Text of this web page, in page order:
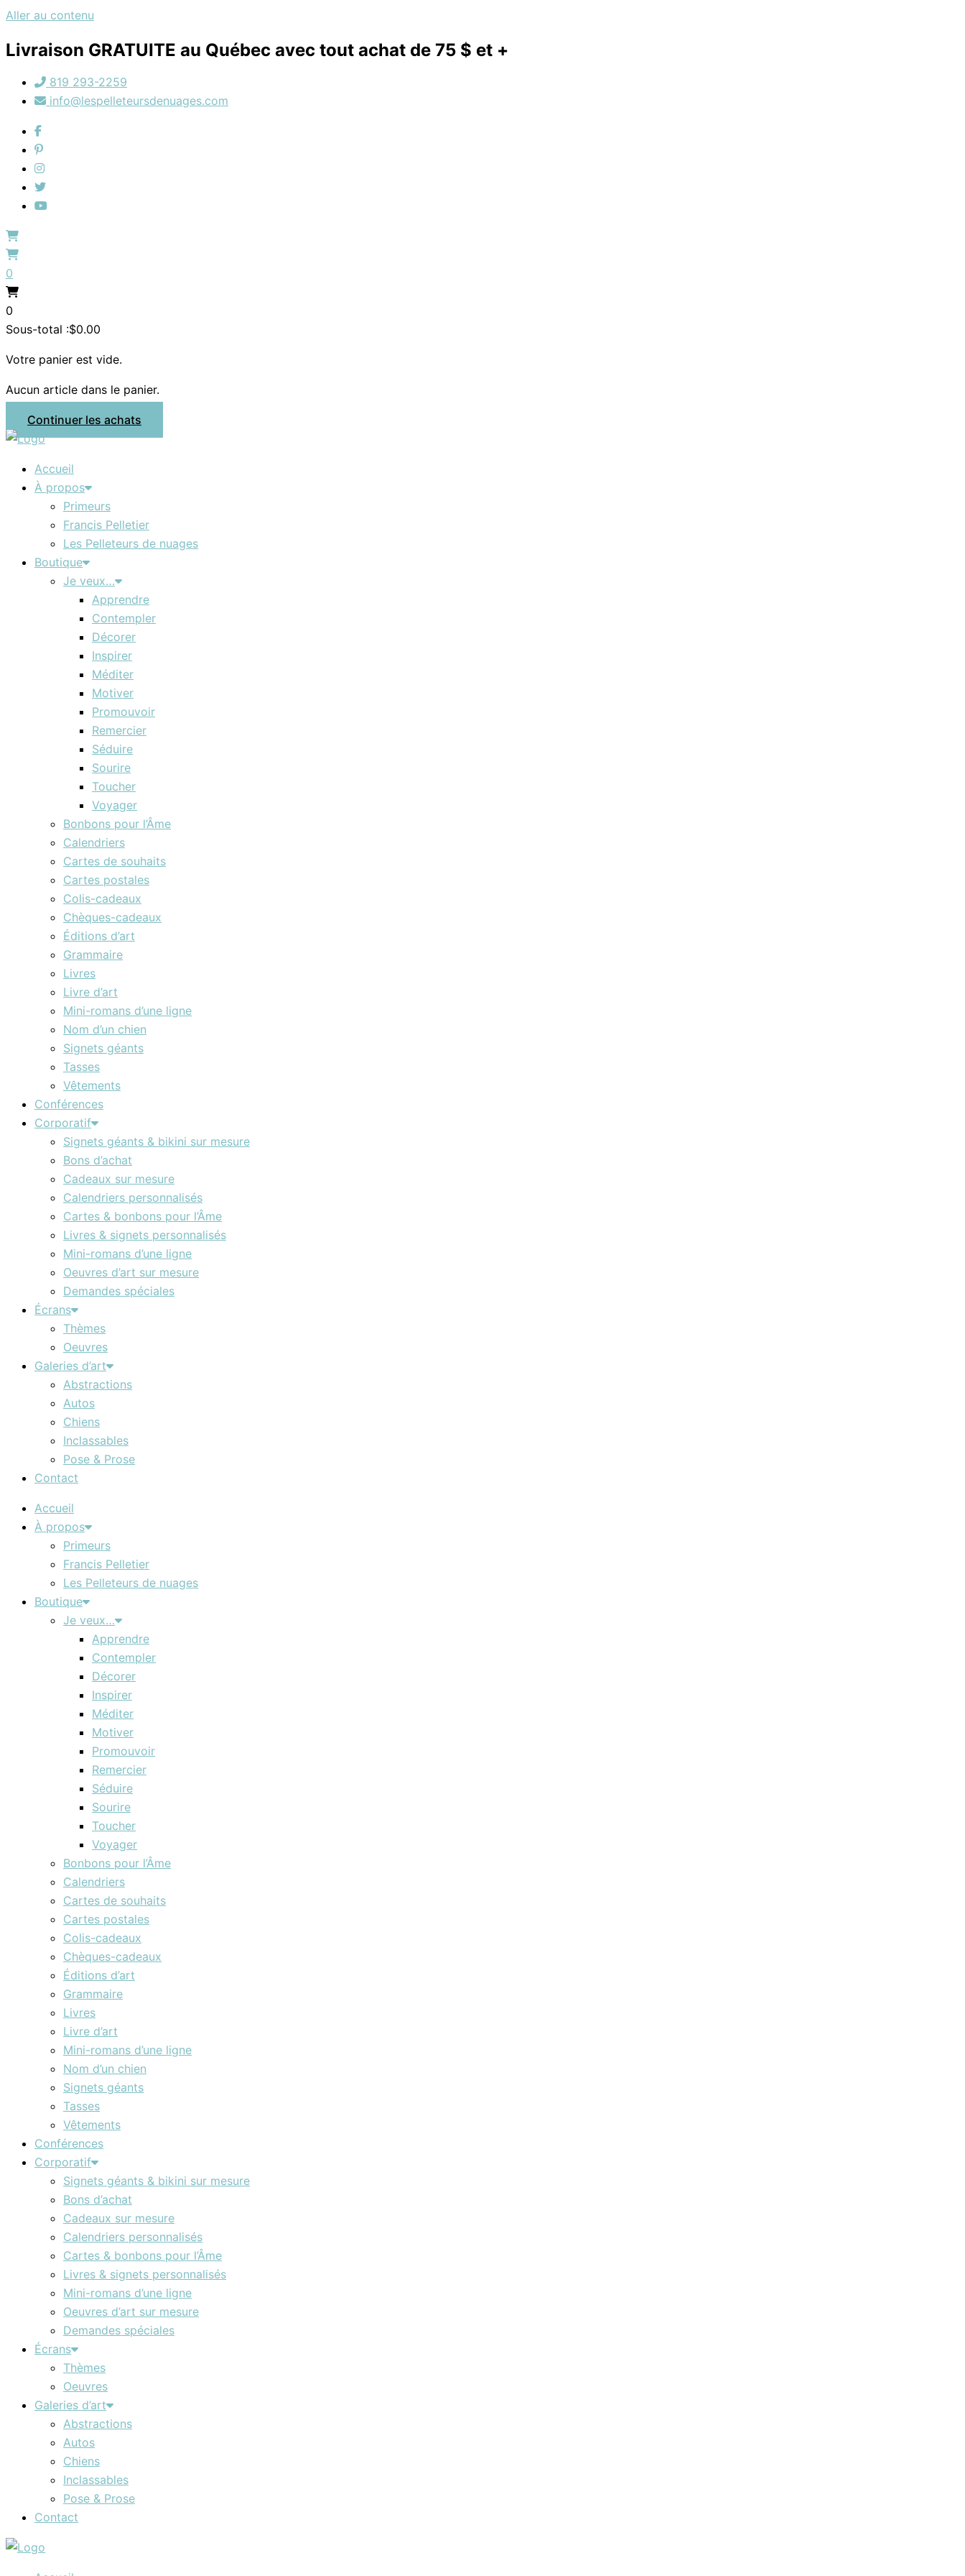
Aller au contenu
Livraison GRATUITE au Québec avec tout achat de 75 $ et +
819 293-2259
info@lespelleteursdenuages.com
0
0
Sous-total :$0.00
Votre panier est vide.
Aucun article dans le panier.
Continuer les achats
Accueil
À propos
Primeurs
Francis Pelletier
Les Pelleteurs de nuages
Boutique
Je veux…
Apprendre
Contempler
Décorer
Inspirer
Méditer
Motiver
Promouvoir
Remercier
Séduire
Sourire
Toucher
Voyager
Bonbons pour l’Âme
Calendriers
Cartes de souhaits
Cartes postales
Colis-cadeaux
Chèques-cadeaux
Éditions d’art
Grammaire
Livres
Livre d’art
Mini-romans d’une ligne
Nom d’un chien
Signets géants
Tasses
Vêtements
Conférences
Corporatif
Signets géants & bikini sur mesure
Bons d’achat
Cadeaux sur mesure
Calendriers personnalisés
Cartes & bonbons pour l’Âme
Livres & signets personnalisés
Mini-romans d’une ligne
Oeuvres d’art sur mesure
Demandes spéciales
Écrans
Thèmes
Oeuvres
Galeries d’art
Abstractions
Autos
Chiens
Inclassables
Pose & Prose
Contact
Accueil
À propos
Primeurs
Francis Pelletier
Les Pelleteurs de nuages
Boutique
Je veux…
Apprendre
Contempler
Décorer
Inspirer
Méditer
Motiver
Promouvoir
Remercier
Séduire
Sourire
Toucher
Voyager
Bonbons pour l’Âme
Calendriers
Cartes de souhaits
Cartes postales
Colis-cadeaux
Chèques-cadeaux
Éditions d’art
Grammaire
Livres
Livre d’art
Mini-romans d’une ligne
Nom d’un chien
Signets géants
Tasses
Vêtements
Conférences
Corporatif
Signets géants & bikini sur mesure
Bons d’achat
Cadeaux sur mesure
Calendriers personnalisés
Cartes & bonbons pour l’Âme
Livres & signets personnalisés
Mini-romans d’une ligne
Oeuvres d’art sur mesure
Demandes spéciales
Écrans
Thèmes
Oeuvres
Galeries d’art
Abstractions
Autos
Chiens
Inclassables
Pose & Prose
Contact